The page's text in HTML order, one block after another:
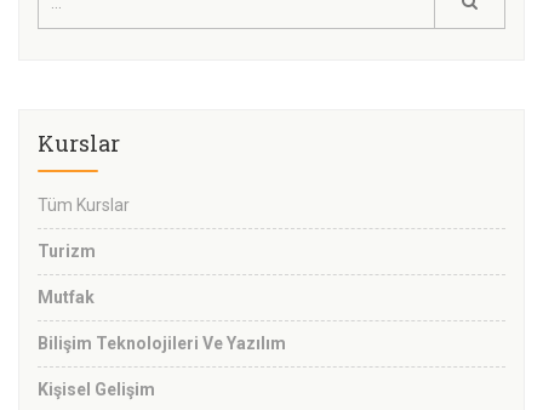
Kurslar
Tüm Kurslar
Turizm
Mutfak
Bilişim Teknolojileri Ve Yazılım
Kişisel Gelişim